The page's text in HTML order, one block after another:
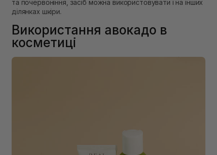
та почервоніння, засіб можна використовувати і на інших
ділянках шкіри.
Використання авокадо в
косметиці